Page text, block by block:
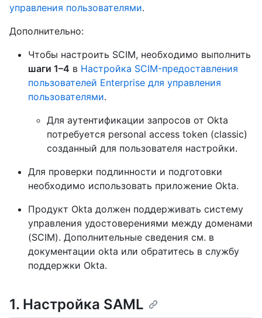
управления пользователями.
Дополнительно:
Чтобы настроить SCIM, необходимо выполнить
шаги 1–4 в Настройка SCIM-предоставления
пользователей Enterprise для управления
пользователями.
Для аутентификации запросов от Okta
потребуется personal access token (classic)
созданный для пользователя настройки.
Для проверки подлинности и подготовки
необходимо использовать приложение Okta.
Продукт Okta должен поддерживать систему
управления удостоверениями между доменами
(SCIM). Дополнительные сведения см. в
документации okta или обратитесь в службу
поддержки Okta.
1. Настройка SAML